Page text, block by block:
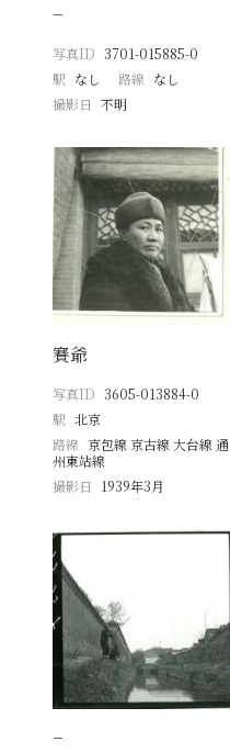
−
写真ID 3701-015885-0
駅 なし 路線 なし
撮影日
不明
賽爺
写真ID 3605-013884-0
駅 北京
路線 京包線 京古線 大台線 通
州東站線
撮影日
1939年3月
−